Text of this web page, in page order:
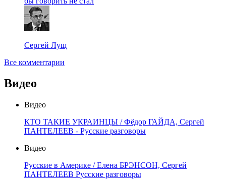
Сергей Лущ
Все комментарии
Видео
Видео
КТО ТАКИЕ УКРАИНЦЫ / Фёдор ГАЙДА, Сергей
ПАНТЕЛЕЕВ - Русские разговоры
Видео
Русские в Америке / Елена БРЭНСОН, Сергей
ПАНТЕЛЕЕВ Русские разговоры